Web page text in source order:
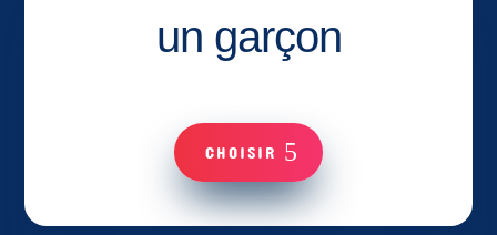
un garçon
CHOISIR